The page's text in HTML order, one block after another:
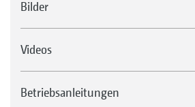
Bilder
Videos
Betriebsanleitungen